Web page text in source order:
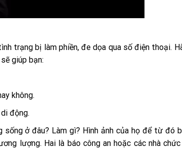
trạng bị làm phiền, đe dọa qua số điện thoại.
giúp bạn:
không.
động.
ở đâu? Làm gì? Hình ảnh của họ để từ đó
lượng. Hai là báo công an hoặc các nhà